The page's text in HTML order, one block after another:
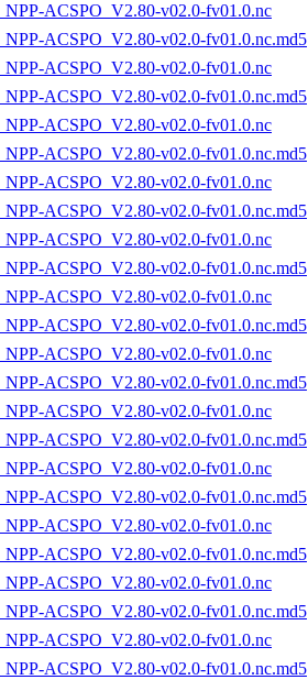
ACSPO_V2.80-v02.0-fv01.0.nc
ACSPO_V2.80-v02.0-fv01.0.nc.md5
ACSPO_V2.80-v02.0-fv01.0.nc
ACSPO_V2.80-v02.0-fv01.0.nc.md5
ACSPO_V2.80-v02.0-fv01.0.nc
ACSPO_V2.80-v02.0-fv01.0.nc.md5
ACSPO_V2.80-v02.0-fv01.0.nc
ACSPO_V2.80-v02.0-fv01.0.nc.md5
ACSPO_V2.80-v02.0-fv01.0.nc
ACSPO_V2.80-v02.0-fv01.0.nc.md5
ACSPO_V2.80-v02.0-fv01.0.nc
ACSPO_V2.80-v02.0-fv01.0.nc.md5
ACSPO_V2.80-v02.0-fv01.0.nc
ACSPO_V2.80-v02.0-fv01.0.nc.md5
ACSPO_V2.80-v02.0-fv01.0.nc
ACSPO_V2.80-v02.0-fv01.0.nc.md5
ACSPO_V2.80-v02.0-fv01.0.nc
ACSPO_V2.80-v02.0-fv01.0.nc.md5
ACSPO_V2.80-v02.0-fv01.0.nc
ACSPO_V2.80-v02.0-fv01.0.nc.md5
ACSPO_V2.80-v02.0-fv01.0.nc
ACSPO_V2.80-v02.0-fv01.0.nc.md5
ACSPO_V2.80-v02.0-fv01.0.nc
ACSPO_V2.80-v02.0-fv01.0.nc.md5